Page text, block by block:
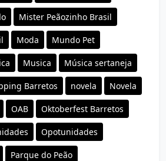
Mister Peãozinho Brasil
Moda Mundo Pet
Musica Música sertaneja
Barretos novela Novela
OAB Oktoberfest Barretos
Opotunidades
Parque do Peão